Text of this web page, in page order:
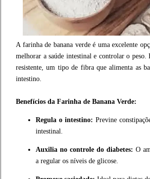
A farinha de banana verde é uma excelente
melhorar a saúde intestinal e controlar o
resistente, um tipo de fibra que alimenta as
intestino.
Benefícios da Farinha de Banana Verde:
Regula o intestino: Previne
intestinal.
Auxilia no controle do diabetes: O
a regular os níveis de glicose.